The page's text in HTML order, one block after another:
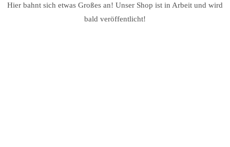
Hier bahnt sich etwas Großes an! Unser Shop ist in Arbeit und wird
bald veröffentlicht!